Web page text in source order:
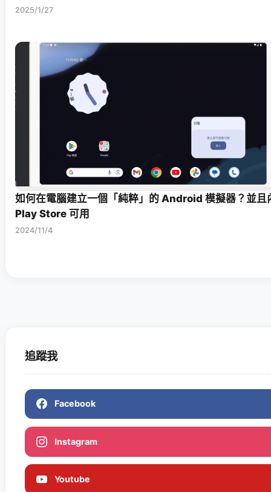
2025/1/27
如何在電腦建立一個「純粹」的 Android 模擬器？並且
Play Store 可用
2024/11/4
追蹤我
Facebook
Instagram
Youtube